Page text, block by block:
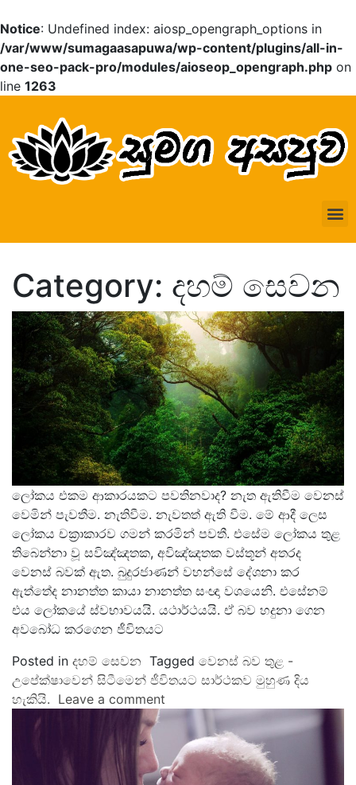
Notice: Undefined index: aiosp_opengraph_options in
/var/www/sumagaasapuwa/wp-content/plugins/all-in-
one-seo-pack-pro/modules/aioseop_opengraph.php on
line 1263
Category: දහම් සෙවන
ලෝකය එකම ආකාරයකට පවතිනවාද? නැත ඇතිවීම වෙනස්
වෙමින් පැවතීම. නැතිවීම. නැවතත් ඇති වීම. මේ ආදී ලෙස
ලෝකය චක්‍රාකාරව ගමන් කරමින් පවතී. එසේම ලෝකය තුළ
තිබෙන්නා වූ සවිඤ්ඤතක, අවිඤ්ඤතක වස්තූන් අතරද
වෙනස් බවක් ඇත. බුදුරජාණන් වහන්සේ දේශනා කර
ඇත්තේද නානත්ත කායා නානත්ත සංඥා වශයෙනි. එසේනම්
එය ලෝකයේ ස්වභාවයයි. යථාර්ථයයි. ඒ බව හදුනා ගෙන
අවබෝධ කරගෙන ජීවිතයට
Posted in දහම් සෙවන Tagged වෙනස් බව තුළ -
උපේක්ෂාවෙන් සිටීමෙන් ජීවිතයට සාර්ථකව මුහුණ දිය
හැකියි. Leave a comment